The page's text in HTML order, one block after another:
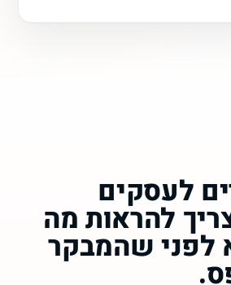
לעסקים
להראות מה
לפני שהמבקר